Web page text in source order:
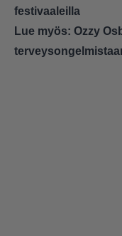
festivaaleilla
Lue myös: Ozzy